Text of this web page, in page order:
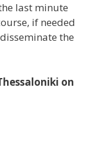
last minute
if needed
the
on